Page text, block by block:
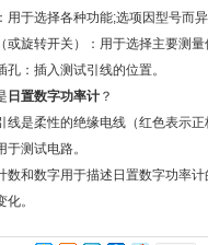
于选择各种功能;选项因型号而异
旋转开关）：用于选择主要测量
：插入测试引线的位置。
日置数字功率计 ？
是柔性的绝缘电线（红色表示正
于测试电路。
和数字用于描述日置数字功率计
。